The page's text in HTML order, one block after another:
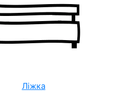
Ліжка